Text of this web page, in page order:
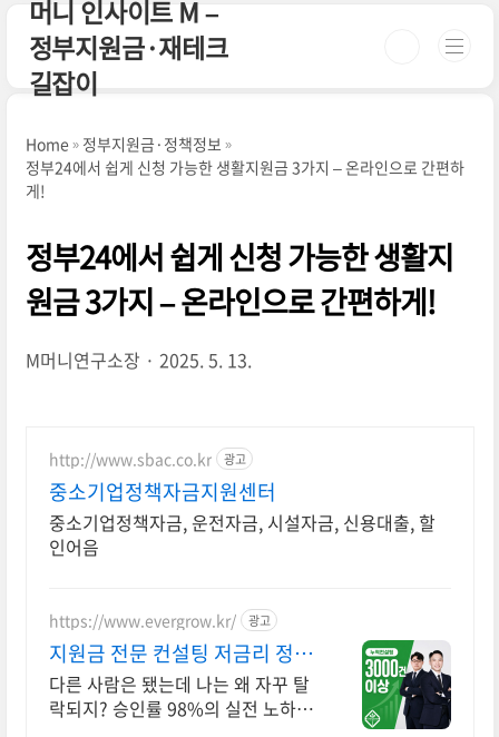
본문 바로가기
머니 인사이트 M –
정부지원금·재테크
길잡이
Home
정부지원금·정책정보
정부24에서 쉽게 신청 가능한 생활지원금 3가지 – 온라인으로 간편하
게!
정부24에서 쉽게 신청 가능한 생활지
원금 3가지 – 온라인으로 간편하게!
M머니연구소장 2025. 5. 13.
http://www.sbac.co.kr 광고
중소기업정책자금지원센터
중소기업정책자금, 운전자금, 시설자금, 신용대출, 할
인어음
https://www.evergrow.kr/ 광고
지원금 전문 컨설팅 저금리 정책
자금 지금 신청
다른 사람은 됐는데 나는 왜 자꾸 탈
락되지? 승인률 98%의 실전 노하우